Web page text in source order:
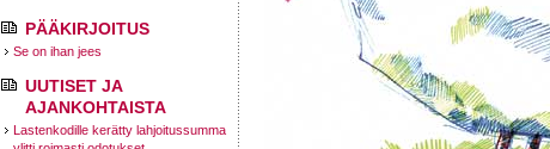
PÄÄKIRJOITUS
Se on ihan jees
UUTISET JA
AJANKOHTAISTA
Lastenkodille kerätty lahjoitussumma